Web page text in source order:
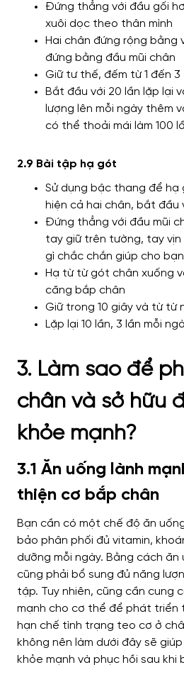
Đứng thẳng với đầu gối
xuôi dọc theo thân mình
Hai chân đứng rộng bằng
đứng bằng đầu mũi chân
Giữ tư thế, đếm từ 1 đến 3
Bắt đầu với 20 lần lặp lại
lượng lên mỗi ngày thêm
có thể thoải mái làm 100
2.9 Bài tập hạ gót
Sử dụng bậc thang để
hiện cả hai chân, bắt đầu
Đứng thẳng với đầu mũi
tay giữ trên tường, tay
gì chắc chắn giúp cho
Hạ từ từ gót chân xuống
căng bắp chân
Giữ trong 10 giây và từ từ
Lặp lại 10 lần, 3 lần mỗi
3. Làm sao để
chân và sở hữu
khỏe mạnh?
3.1 Ăn uống lành
thiện cơ bắp chân
Bạn cần có một chế độ ăn
bảo phân phối đủ vitamin,
dưỡng mỗi ngày. Bằng cách ăn
cũng phải bổ sung đủ năng
tập. Tuy nhiên, cũng cần cung
mạnh cho cơ thể để phát triển
hạn chế tình trạng teo cơ ở
không nên làm dưới đây sẽ
khỏe mạnh và phục hồi sau khi